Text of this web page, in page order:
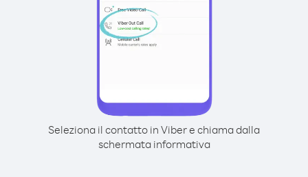
Seleziona il contatto in Viber e chiama dalla
schermata informativa